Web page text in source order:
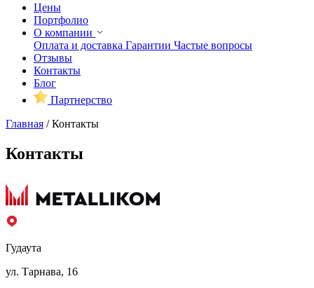
Цены
Портфолио
О компании
Оплата и доставка Гарантии Частые вопросы
Отзывы
Контакты
Блог
Партнерство
Главная /Контакты
Контакты
Гудаута
ул. Тарнава, 16